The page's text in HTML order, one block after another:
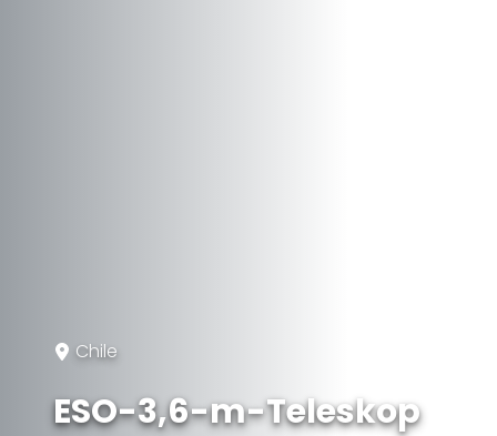
Chile
ESO-3,6-m-Teleskop